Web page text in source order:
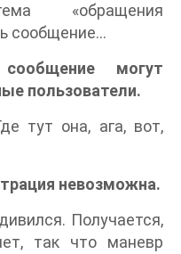
«обращения
сообщение…
могут
пользователи.
тут она, ага, вот,
невозможна.
Получается,
так что маневр